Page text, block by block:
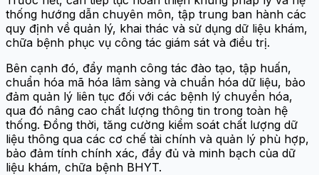
thống hướng dẫn chuyên môn, tập trung ban hành các
quy định về quản lý, khai thác và sử dụng dữ liệu khám,
chữa bệnh phục vụ công tác giám sát và điều trị.
Bên cạnh đó, đẩy mạnh công tác đào tạo, tập huấn,
chuẩn hóa mã hóa lâm sàng và chuẩn hóa dữ liệu, bảo
đảm quản lý liên tục đối với các bệnh lý chuyển hóa,
qua đó nâng cao chất lượng thông tin trong toàn hệ
thống. Đồng thời, tăng cường kiểm soát chất lượng dữ
liệu thông qua các cơ chế tài chính và quản lý phù hợp,
bảo đảm tính chính xác, đầy đủ và minh bạch của dữ
liệu khám, chữa bệnh BHYT.